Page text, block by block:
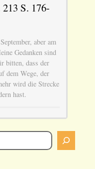
S. 176-
aber am
Gedanken sind
bitten, dass der
dem Wege, der
wird die Strecke
hast.